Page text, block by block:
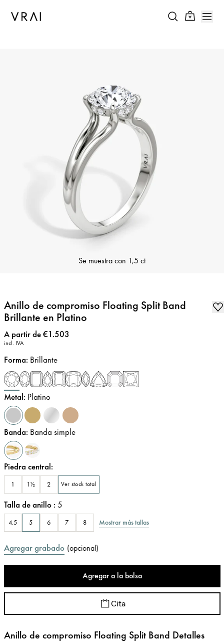
Se muestra con 1,5 ct
Anillo de compromiso Floating Split Band
Brillante en Platino
Precio:
A partir de €1.503
incl. IVA
Forma: Brillante
Metal: Platino
Banda: Banda simple
Piedra central:
1 1½ 2 Ver stock total
Talla de anillo : 5
4.5 5 6 7 8 Mostrar más tallas
Agregar grabado (opcional)
Agregar a la bolsa
Cita
Anillo de compromiso Floating Split Band Detalles